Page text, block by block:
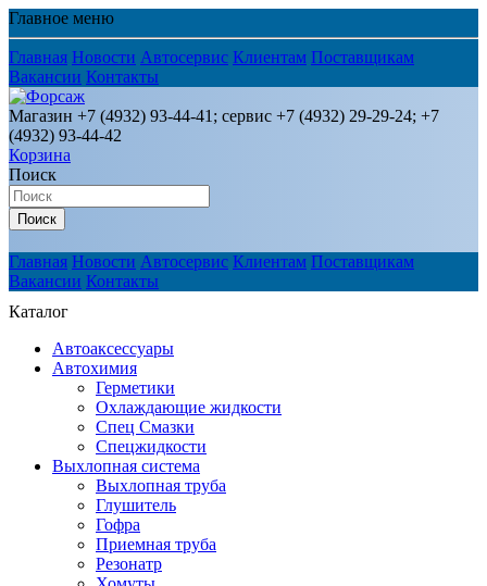
Главное меню
Главная Новости Автосервис Клиентам Поставщикам
Вакансии Контакты
Магазин +7 (4932) 93-44-41; сервис +7 (4932) 29-29-24; +7
(4932) 93-44-42
Корзина
Поиск
Поиск
Главная Новости Автосервис Клиентам Поставщикам
Вакансии Контакты
Каталог
Автоаксессуары
Автохимия
Герметики
Охлаждающие жидкости
Спец Смазки
Спецжидкости
Выхлопная система
Выхлопная труба
Глушитель
Гофра
Приемная труба
Резонатр